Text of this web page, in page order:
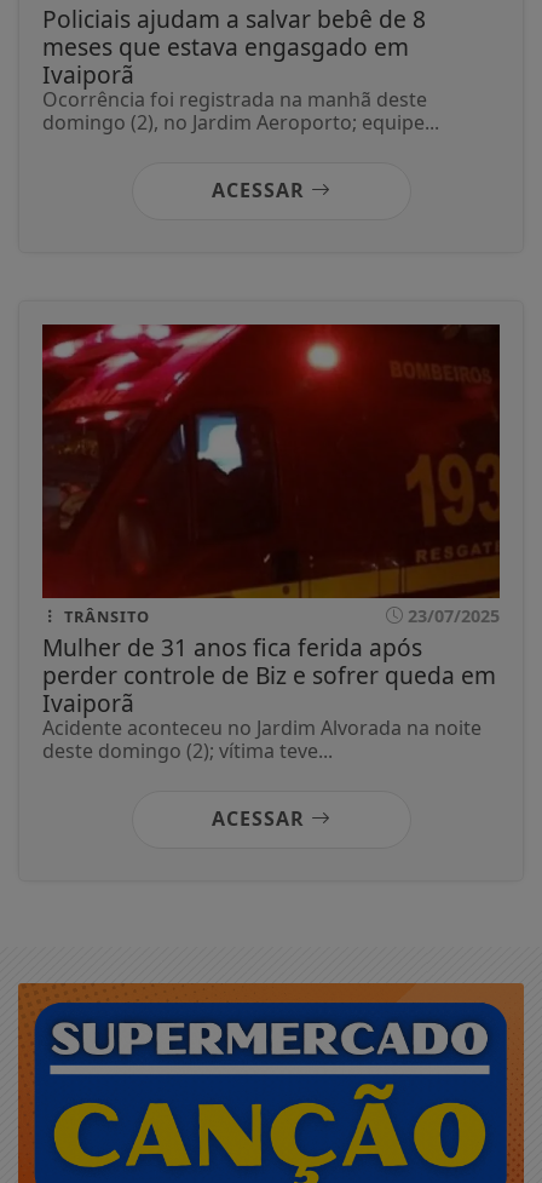
Policiais ajudam a salvar bebê de 8
meses que estava engasgado em
Ivaiporã
Ocorrência foi registrada na manhã deste
domingo (2), no Jardim Aeroporto; equipe...
ACESSAR
TRÂNSITO 23/07/2025
Mulher de 31 anos fica ferida após
perder controle de Biz e sofrer queda em
Ivaiporã
Acidente aconteceu no Jardim Alvorada na noite
deste domingo (2); vítima teve...
ACESSAR